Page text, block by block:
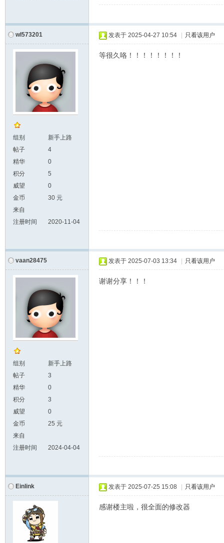
wl573201
组别
新手上路
帖子
4
精华
0
积分
5
威望
0
金币
30 元
来自
注册时间
2020-11-04
发表于 2025-04-27 10:54 只看该用户
等很久咯！！！！！！！！
vaan28475
组别
新手上路
帖子
3
精华
0
积分
3
威望
0
金币
25 元
来自
注册时间
2024-04-04
发表于 2025-07-03 13:34 只看该用户
谢谢分享！！！
Einlink 发表于 2025-07-25 15:08 只看该用户
感谢楼主啦，很全面的修改器